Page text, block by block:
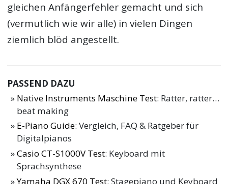
gleichen Anfängerfehler gemacht und sich
(vermutlich wie wir alle) in vielen Dingen
ziemlich blöd angestellt.
PASSEND DAZU
Native Instruments Maschine Test: Ratter, ratter…
beat making
E-Piano Guide: Vergleich, FAQ & Ratgeber für
Digitalpianos
Casio CT-S1000V Test: Keyboard mit
Sprachsynthese
Yamaha DGX 670 Test: Stagepiano und Keyboard